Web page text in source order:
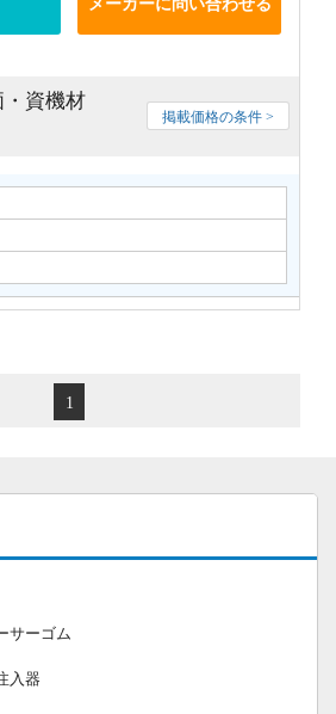
資機材
掲載価格の条件 >
1
サーゴム
入器